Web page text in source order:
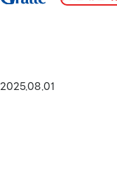
2025.08.01